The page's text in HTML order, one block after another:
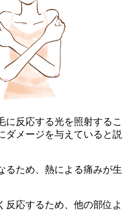
に反応する光を照射するこ
ダメージを与えていると説
るため、熱による痛みが生
反応するため、他の部位よ